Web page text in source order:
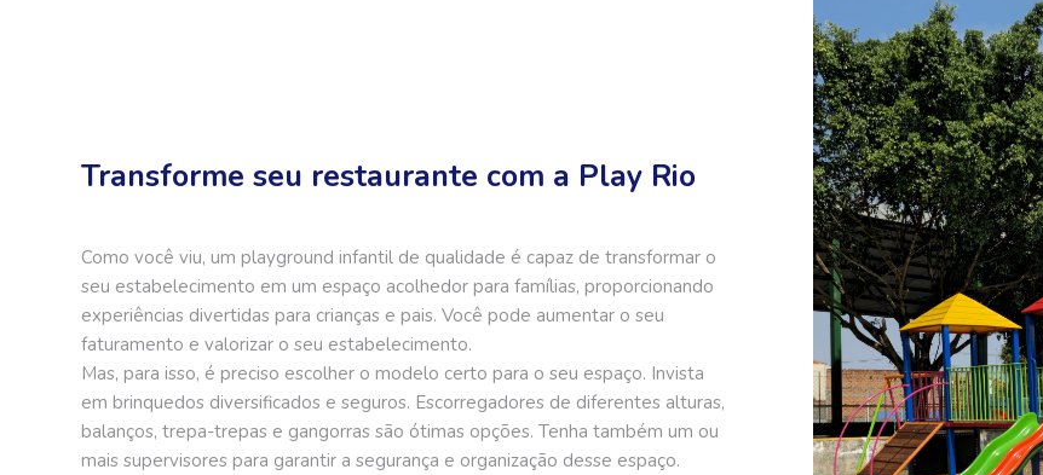
Transforme seu restaurante com a Play Rio
Como você viu, um playground infantil de qualidade é capaz de transformar o
seu estabelecimento em um espaço acolhedor para famílias, proporcionando
experiências divertidas para crianças e pais. Você pode aumentar o seu
faturamento e valorizar o seu estabelecimento.
Mas, para isso, é preciso escolher o modelo certo para o seu espaço. Invista
em brinquedos diversificados e seguros. Escorregadores de diferentes alturas,
balanços, trepa-trepas e gangorras são ótimas opções. Tenha também um ou
mais supervisores para garantir a segurança e organização desse espaço.